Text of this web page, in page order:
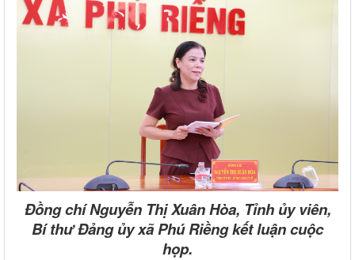
Đồng chí Nguyễn Thị Xuân Hòa, Tỉnh ủy viên,
Bí thư Đảng ủy xã Phú Riềng kết luận cuộc
họp.